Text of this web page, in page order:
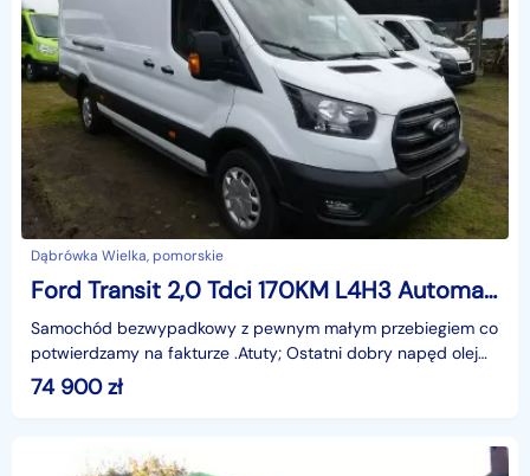
Dąbrówka Wielka, pomorskie
Ford Transit 2,0 Tdci 170KM L4H3 Automat EcoBlue Kamera Aktywny tempomat FV. VAT2
Samochód bezwypadkowy z pewnym małym przebiegiem co
potwierdzamy na fakturze .Atuty; Ostatni dobry napęd olej
74 900zł